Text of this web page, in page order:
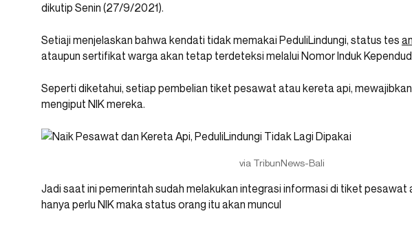
dikutip Senin (27/9/2021).
Setiaji menjelaskan bahwa kendati tidak memakai PeduliLindungi, status tes
ataupun sertifikat warga akan tetap terdeteksi melalui Nomor Induk
Seperti diketahui, setiap pembelian tiket pesawat atau kereta api,
mengiput NIK mereka.
via TribunNews-Bali
Jadi saat ini pemerintah sudah melakukan integrasi informasi di tiket pesawat
hanya perlu NIK maka status orang itu akan muncul